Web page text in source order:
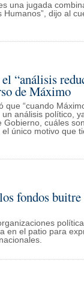
una jugada
dijo al
“análisis
de Máximo
que “cuando
análisis político,
Gobierno, cuáles
único motivo que
fondos buitre
en el patio para